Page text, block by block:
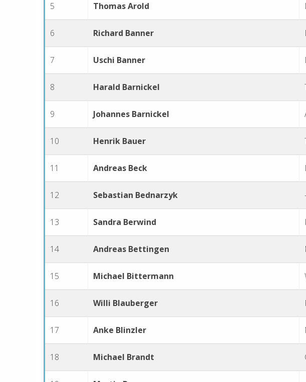
5 Thomas Arold
6 Richard Banner
7 Uschi Banner
8 Harald Barnickel
9 Johannes Barnickel
10 Henrik Bauer
11 Andreas Beck
12 Sebastian Bednarzyk
13 Sandra Berwind
14 Andreas Bettingen
15 Michael Bittermann
16 Willi Blauberger
17 Anke Blinzler
18 Michael Brandt